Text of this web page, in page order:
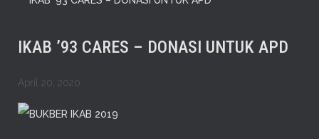
IKAB ’93 CARES – DONASI UNTUK APD
April 20, 2020